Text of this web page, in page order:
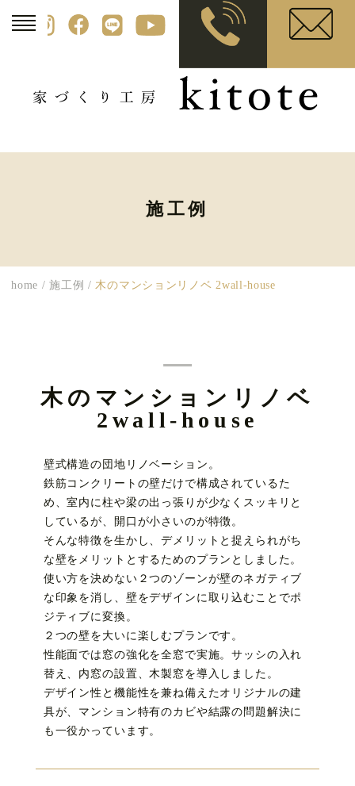
施工例
home /施工例 / 木のマンションリノベ 2wall-house
木のマンションリノベ
2wall-house
壁式構造の団地リノベーション。
鉄筋コンクリートの壁だけで構成されているた
め、室内に柱や梁の出っ張りが少なくスッキリと
しているが、開口が小さいのが特徴。
そんな特徴を生かし、デメリットと捉えられがち
な壁をメリットとするためのプランとしました。
使い方を決めない２つのゾーンが壁のネガティブ
な印象を消し、壁をデザインに取り込むことでポ
ジティブに変換。
２つの壁を大いに楽しむプランです。
性能面では窓の強化を全窓で実施。サッシの入れ
替え、内窓の設置、木製窓を導入しました。
デザイン性と機能性を兼ね備えたオリジナルの建
具が、マンション特有のカビや結露の問題解決に
も一役かっています。